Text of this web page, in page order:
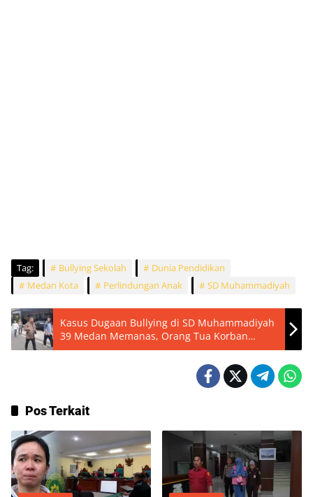
Tag: Bullying Sekolah
Dunia Pendidikan
Medan Kota
Perlindungan Anak SD Muhammadiyah
Kasus Dugaan Bullying di SD Muhammadiyah
39 Medan Memanas, Orang Tua Korban
Resmi Lapor ke Polda Sumut
Pos Terkait